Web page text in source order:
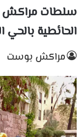
سلطات مراكش
الحائطية
مراكش بوست